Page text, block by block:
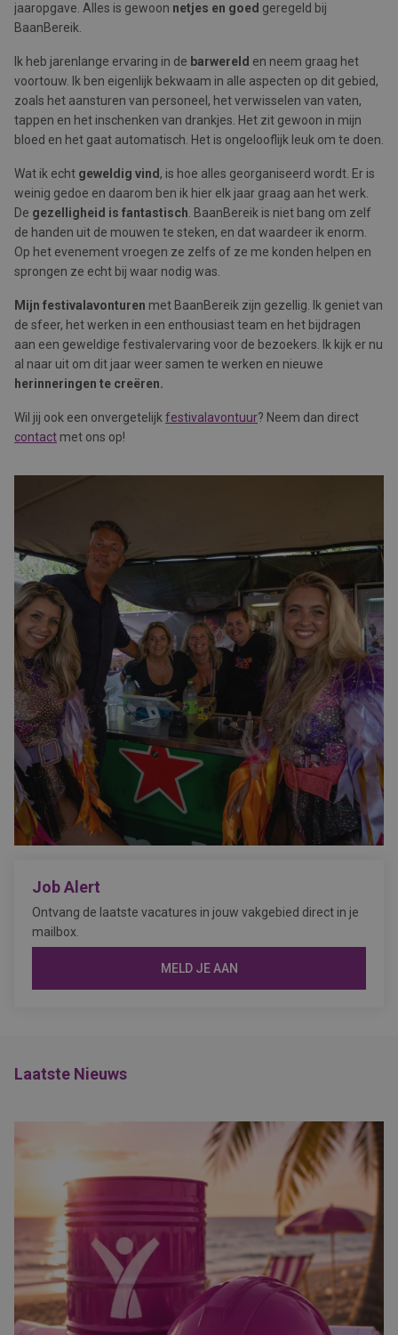
jaaropgave. Alles is gewoon netjes en goed geregeld bij
BaanBereik.
Ik heb jarenlange ervaring in de barwereld en neem graag het
voortouw. Ik ben eigenlijk bekwaam in alle aspecten op dit gebied,
zoals het aansturen van personeel, het verwisselen van vaten,
tappen en het inschenken van drankjes. Het zit gewoon in mijn
bloed en het gaat automatisch. Het is ongelooflijk leuk om te doen.
Wat ik echt geweldig vind , is hoe alles georganiseerd wordt. Er is
weinig gedoe en daarom ben ik hier elk jaar graag aan het werk.
De gezelligheid is fantastisch . BaanBereik is niet bang om zelf
de handen uit de mouwen te steken, en dat waardeer ik enorm.
Op het evenement vroegen ze zelfs of ze me konden helpen en
sprongen ze echt bij waar nodig was.
Mijn festivalavonturen met BaanBereik zijn gezellig. Ik geniet van
de sfeer, het werken in een enthousiast team en het bijdragen
aan een geweldige festivalervaring voor de bezoekers. Ik kijk er nu
al naar uit om dit jaar weer samen te werken en nieuwe
herinneringen te creëren.
Wil jij ook een onvergetelijk festivalavontuur? Neem dan direct
contact met ons op!
Job Alert
Ontvang de laatste vacatures in jouw vakgebied direct in je
mailbox.
MELD JE AAN
Laatste Nieuws